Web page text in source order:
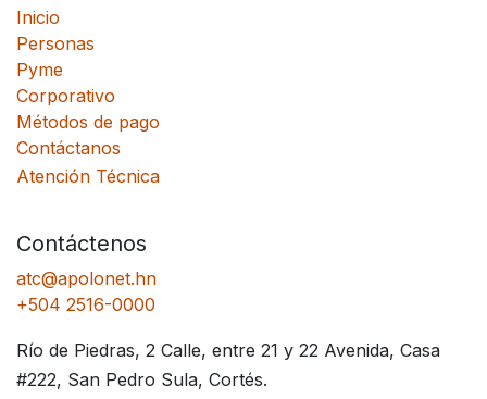
Inicio
Personas
Pyme
Corporativo
Métodos de pago
Contáctanos
Atención Técnica
Contáctenos
atc@apolonet.hn
+504 2516-0000
Río de Piedras, 2 Calle, entre 21 y 22 Avenida, Casa
#222, San Pedro Sula, Cortés.